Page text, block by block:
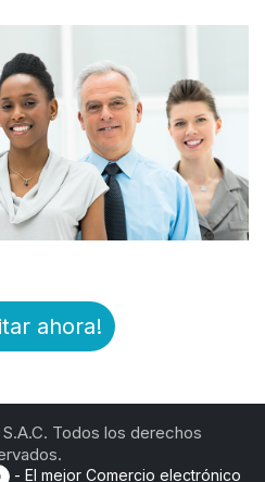
ahora!
Todos los derechos
- El mejor Comercio electrónico